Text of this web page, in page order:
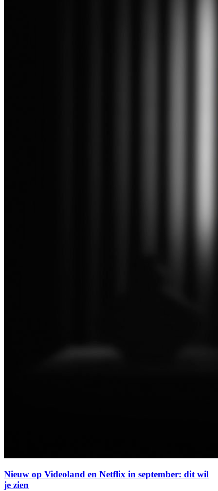
Nieuw op Videoland en Netflix in september: dit wil
je zien